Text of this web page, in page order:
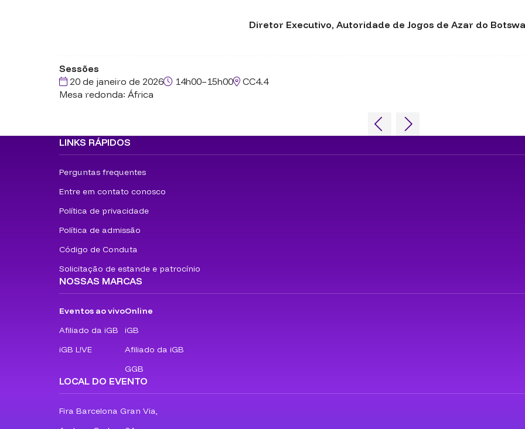
Diretor Executivo,Autoridade de Jogos de Azar do
Sessões
20 de janeiro de 2026
14h00–15h00 CC4.4
Mesa redonda: África
LINKS RÁPIDOS
Perguntas frequentes
Entre em contato conosco
Política de privacidade
Política de admissão
Código de Conduta
Solicitação de estande e patrocínio
NOSSAS MARCAS
Eventos ao vivo
Afiliado da iGB
iGB L!VE
Online
iGB
Afiliado da iGB
GGB
LOCAL DO EVENTO
Fira Barcelona Gran Via,